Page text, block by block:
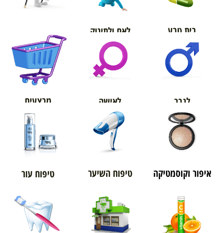
בית טבע לאם ולתינוק
אורטופדיה
לגבר לאישה מבצעים
איפור וקוסמטיקה טיפוח השיער טיפוח עור